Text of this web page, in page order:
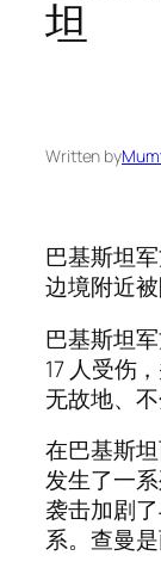
坦
Written by
巴基斯坦
边境附近被
巴基斯坦
17 人受伤
无故地、不
在巴基斯
发生了一
袭击加剧
系。查曼是